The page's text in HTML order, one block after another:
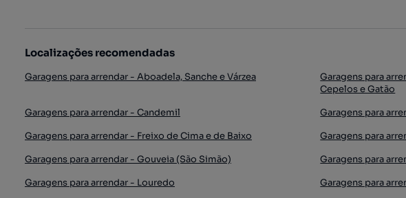
Localizações recomendadas
Garagens para arrendar - Aboadela, Sanche e Várzea
Garagens para
Cepelos e Gatão
Garagens para arrendar - Candemil Garagens para
Garagens para arrendar - Freixo de Cima e de Baixo
Garagens para
Garagens para arrendar - Gouveia (São Simão)
Garagens para
Garagens para arrendar - Louredo
Garagens para